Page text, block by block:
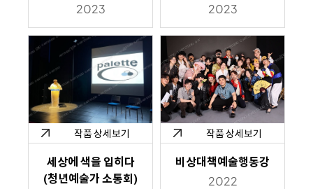
2023
2023
작품 상세보기
세상에 색을 입히다
(청년예술가 소통회)
작품 상세보기
비상대책예술행동강
2022